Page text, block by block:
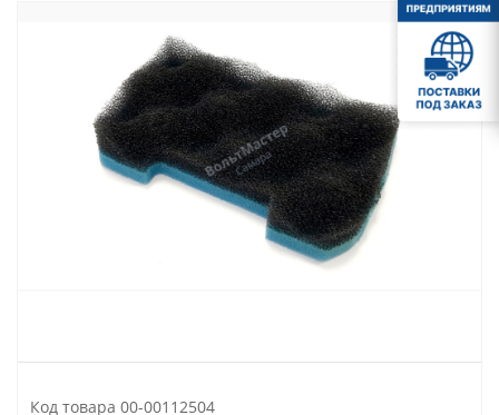
Код товара 00-00112504